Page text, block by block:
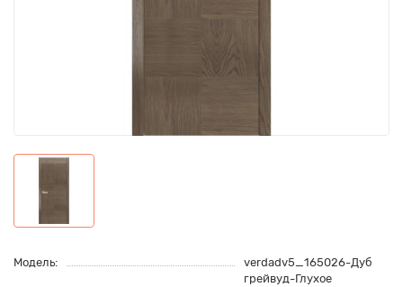
Модель:
verdadv5_165026-Дуб
грейвуд-Глухое